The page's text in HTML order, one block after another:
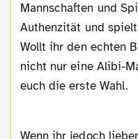
Mannschaften und
Authenzität und
Wollt ihr den echten
nicht nur eine Alibi-
euch die erste Wahl.